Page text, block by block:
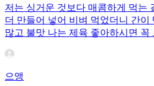
저는 싱거운 것보다 매콤하게 먹는
더 만들어 넣어 비벼 먹었더니 간
많고 불맛 나는 제육 좋아하시면 꼭
으앵